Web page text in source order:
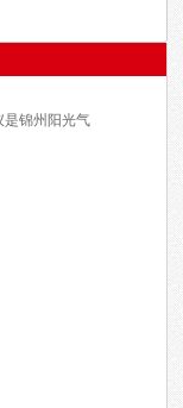
是锦州阳光气